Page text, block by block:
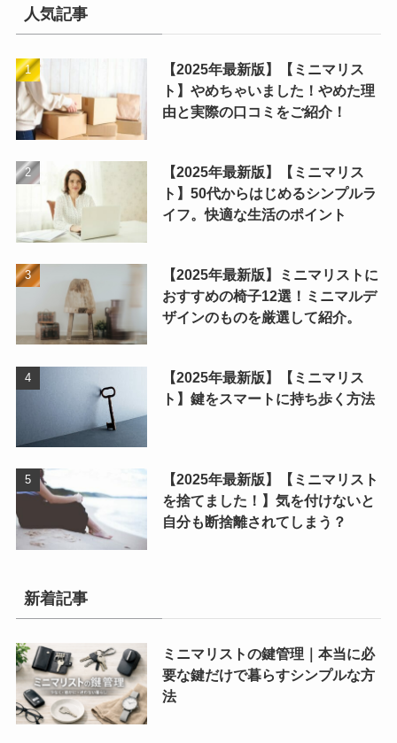
人気記事
【2025年最新版】【ミニマリス
ト】やめちゃいました！やめた理
由と実際の口コミをご紹介！
【2025年最新版】【ミニマリス
ト】50代からはじめるシンプルラ
イフ。快適な生活のポイント
【2025年最新版】ミニマリストに
おすすめの椅子12選！ミニマルデ
ザインのものを厳選して紹介。
【2025年最新版】【ミニマリス
ト】鍵をスマートに持ち歩く方法
【2025年最新版】【ミニマリスト
を捨てました！】気を付けないと
自分も断捨離されてしまう？
新着記事
ミニマリストの鍵管理｜本当に必
要な鍵だけで暮らすシンプルな方
法